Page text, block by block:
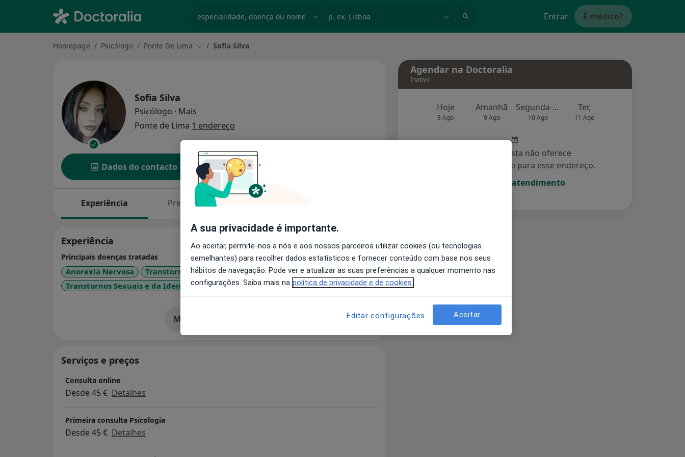
Entrar É médico?
Homepage Psicólogo Ponte De Lima Mudar de cidade
Sofia Silva
Sofia Silva
Psicólogo · Mais
Ponte de Lima 1 endereço
Dados do contacto Solicite um atendimento
Experiência Preços
Experiência
Principais doenças tratadas
Anorexia Nervosa Transtorno da Conduta
Ataque de pânico
Transtornos Sexuais e da Identidade Sexual
Transtornos do Humor +10a11y_sr_more_diseases
Mostrar mais detalhes
Serviços e preços
Consulta online
Desde 45 € Detalhes
Primeira consulta Psicologia
Desde 45 € Detalhes
Agendar na Doctoralia
Inativo
Hoje
8 Ago
Amanhã
9 Ago
Segunda-feira
10 Ago
Ter,
11 Ago
Esse especialista não oferece
agendamento online para esse endereço.
Solicite um atendimento
A sua privacidade é importante.
Ao aceitar, permite-nos a nós e aos nossos parceiros utilizar cookies (ou tecnologias
semelhantes) para recolher dados estatísticos e fornecer conteúdo com base nos seus
hábitos de navegação. Pode ver e atualizar as suas preferências a qualquer momento nas
configurações. Saiba mais na política de privacidade e de cookies.
Editar configurações Aceitar